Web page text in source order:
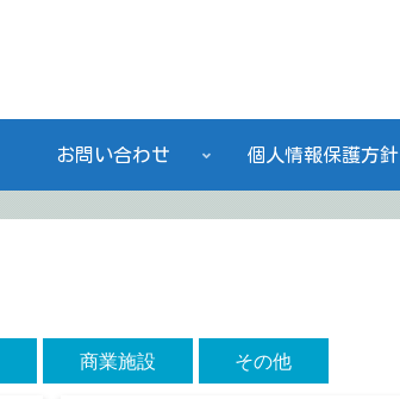
お問い合わせ 個人情報保護方針
商業施設 その他